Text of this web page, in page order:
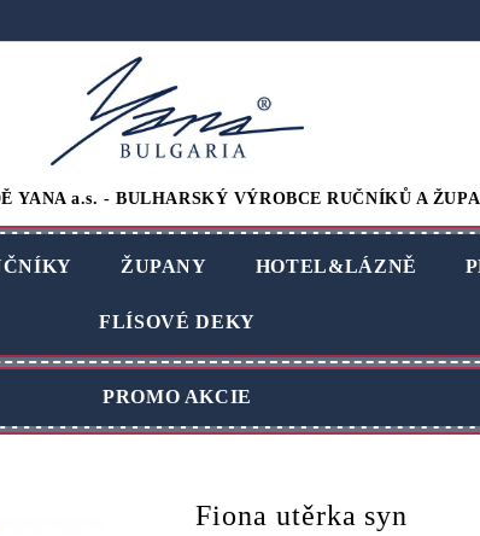
YANA a.s. - BULHARSKÝ VÝROBCE RUČNÍKŮ A
ŽUPANY HOTEL&LÁZNĚ
FLÍSOVÉ DEKY
PROMO AKCIE
Fiona utěrka syn